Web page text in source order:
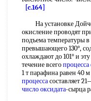
[c.164]
На установке Дойче
окисление проводят
подъема температуры
превышающего 130°,
охлаждают до 101° и
течение всего
1 т парафина равен 40
процессасоставляет
число оксидата-сырца